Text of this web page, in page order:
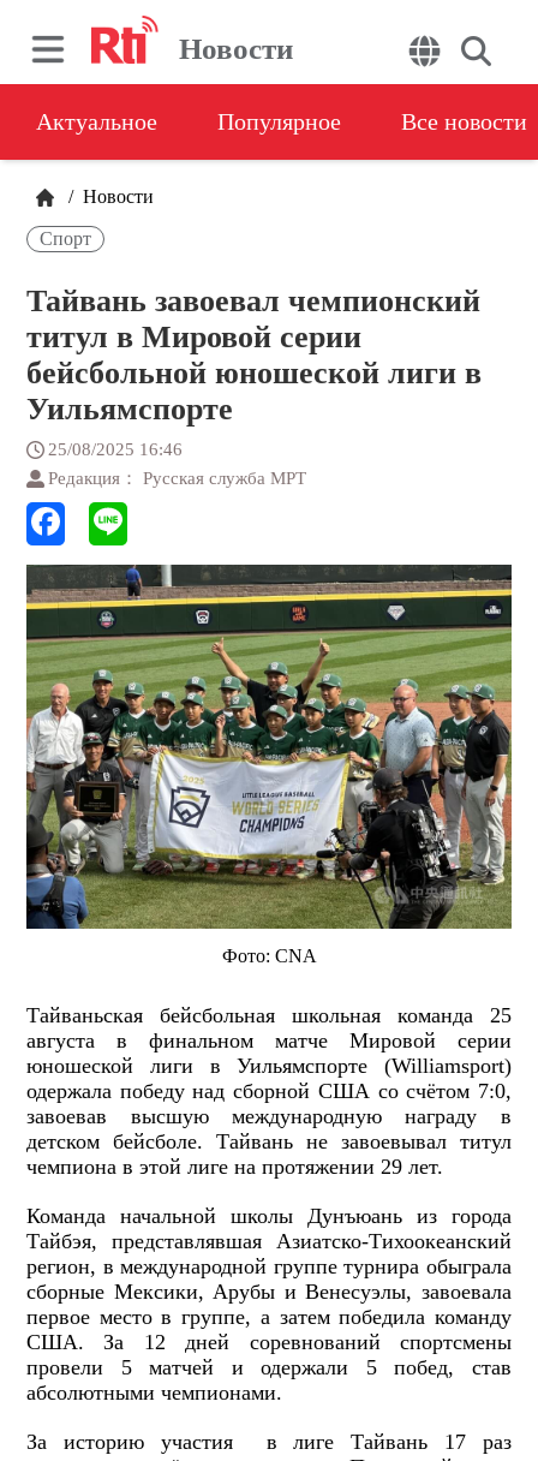
Новости
Актуальное Популярное Все новости
/ Новости
Спорт
Тайвань завоевал чемпионский
титул в Мировой серии
бейсбольной юношеской лиги в
Уильямспорте
25/08/2025 16:46
Редакция： Русская служба МРТ
Фото: CNA
Тайваньская бейсбольная школьная команда 25
августа в финальном матче Мировой серии
юношеской лиги в Уильямспорте (Williamsport)
одержала победу над сборной США со счётом 7:0,
завоевав высшую международную награду в
детском бейсболе. Тайвань не завоевывал титул
чемпиона в этой лиге на протяжении 29 лет.
Команда начальной школы Дунъюань из города
Тайбэя, представлявшая Азиатско-Тихоокеанский
регион, в международной группе турнира обыграла
сборные Мексики, Арубы и Венесуэлы, завоевала
первое место в группе, а затем победила команду
США. За 12 дней соревнований спортсмены
провели 5 матчей и одержали 5 побед, став
абсолютными чемпионами.
За историю участия в лиге Тайвань 17 раз